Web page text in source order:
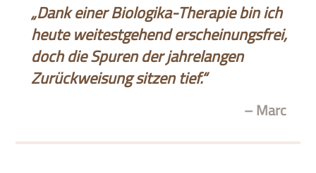
„Dank einer Biologika-Therapie bin ich
heute weitestgehend erscheinungsfrei,
doch die Spuren der jahrelangen
Zurückweisung sitzen tief.“
– Marc